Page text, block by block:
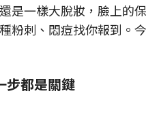
是一樣大脫妝，臉上的
粉刺、悶痘找你報到。
步都是關鍵